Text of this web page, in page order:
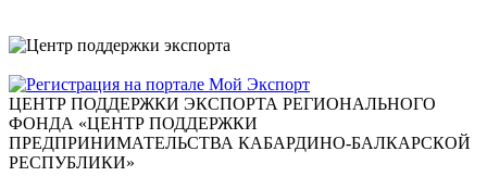
ЦЕНТР ПОДДЕРЖКИ ЭКСПОРТА РЕГИОНАЛЬНОГО
ФОНДА «ЦЕНТР ПОДДЕРЖКИ
ПРЕДПРИНИМАТЕЛЬСТВА КАБАРДИНО-БАЛКАРСКОЙ
РЕСПУБЛИКИ»